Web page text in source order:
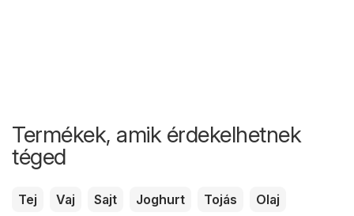
Termékek, amik érdekelhetnek
téged
Tej Vaj Sajt Joghurt Tojás
Olaj